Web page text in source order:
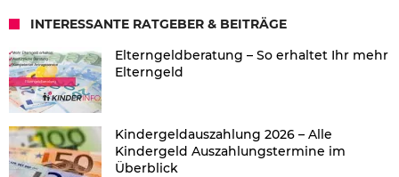
INTERESSANTE RATGEBER & BEITRÄGE
Elterngeldberatung – So erhaltet Ihr mehr
Elterngeld
Kindergeldauszahlung 2026 – Alle
Kindergeld Auszahlungstermine im
Überblick